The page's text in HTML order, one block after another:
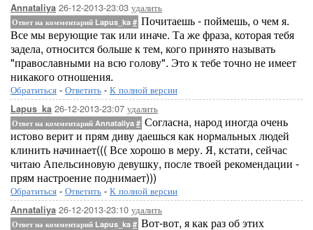
Annataliya 26-12-2013-23:03 удалить
Ответ на комментарий Lapus_ka # Почитаешь - поймешь, о чем я.
Все мы верующие так или иначе. Та же фраза, которая тебя
задела, относится больше к тем, кого принято называть
"православными на всю голову". Это к тебе точно не имеет
никакого отношения.
Обратиться - Ответить - К полной версии
Lapus_ka 26-12-2013-23:07 удалить
Ответ на комментарий Annataliya # Согласна, народ иногда очень
истово верит и прям диву даешься как нормальных людей
клинить начинает((( Все хорошо в меру. Я, кстати, сейчас
читаю Апельсиновую девушку, после твоей рекомендации -
прям настроение поднимает)))
Обратиться - Ответить - К полной версии
Annataliya 26-12-2013-23:10 удалить
Ответ на комментарий Lapus_ka # Вот-вот, я как раз об этих